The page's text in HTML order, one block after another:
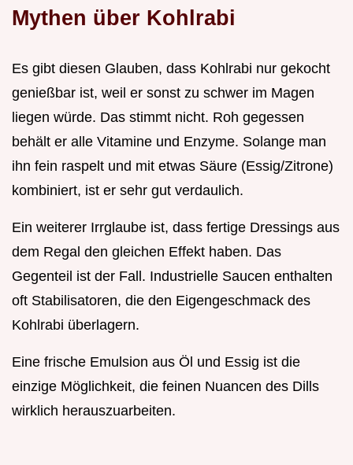
Mythen über Kohlrabi
Es gibt diesen Glauben, dass Kohlrabi nur gekocht
genießbar ist, weil er sonst zu schwer im Magen
liegen würde. Das stimmt nicht. Roh gegessen
behält er alle Vitamine und Enzyme. Solange man
ihn fein raspelt und mit etwas Säure (Essig/Zitrone)
kombiniert, ist er sehr gut verdaulich.
Ein weiterer Irrglaube ist, dass fertige Dressings aus
dem Regal den gleichen Effekt haben. Das
Gegenteil ist der Fall. Industrielle Saucen enthalten
oft Stabilisatoren, die den Eigengeschmack des
Kohlrabi überlagern.
Eine frische Emulsion aus Öl und Essig ist die
einzige Möglichkeit, die feinen Nuancen des Dills
wirklich herauszuarbeiten.